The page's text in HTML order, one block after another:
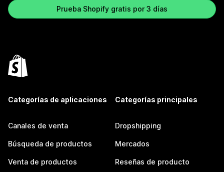
Prueba Shopify gratis por 3 días
Categorías de aplicaciones
Canales de venta
Búsqueda de productos
Venta de productos
Categorías principales
Dropshipping
Mercados
Reseñas de producto